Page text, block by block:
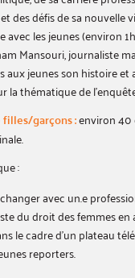
des défis de sa nouvelle
avec les jeunes (environ
Mansouri, journaliste
aux jeunes son histoire et
la thématique de
garçons :environ 40
:
avec un.e
du droit des femmes en
le cadre d’un plateau
reporters.